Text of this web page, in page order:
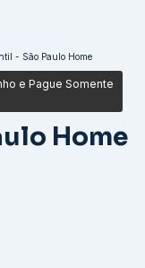
- São Paulo Home
Home